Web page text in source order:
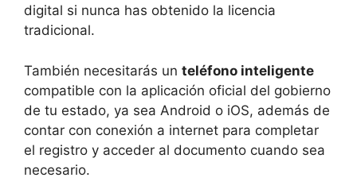
digital si nunca has obtenido la licencia
tradicional.
También necesitarás un teléfono inteligente
compatible con la aplicación oficial del gobierno
de tu estado, ya sea Android o iOS, además de
contar con conexión a internet para completar
el registro y acceder al documento cuando sea
necesario.